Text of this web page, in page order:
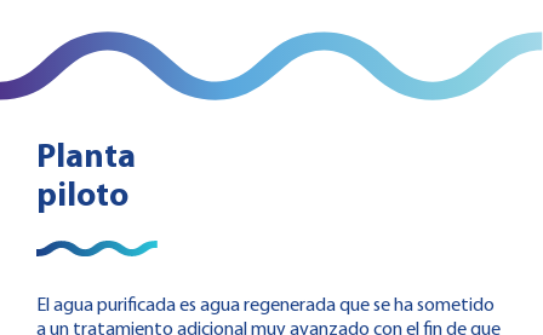
Planta
piloto
El agua purificada es agua regenerada que se ha sometido
a un tratamiento adicional muy avanzado con el fin de que